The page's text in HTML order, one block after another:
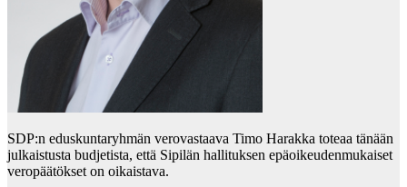
SDP:n eduskuntaryhmän verovastaava Timo Harakka toteaa tänään
julkaistusta budjetista, että Sipilän hallituksen epäoikeudenmukaiset
veropäätökset on oikaistava.